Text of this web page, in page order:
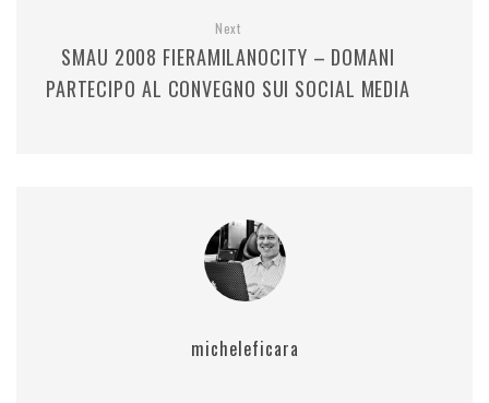
Next
SMAU 2008 FIERAMILANOCITY – DOMANI
PARTECIPO AL CONVEGNO SUI SOCIAL MEDIA
micheleficara